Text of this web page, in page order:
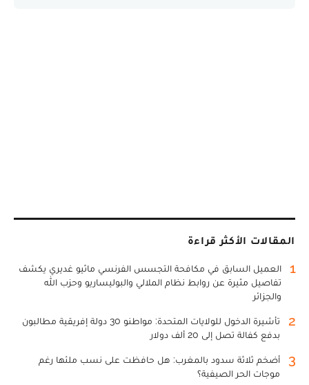
المقالات الأكثر قراءة
1
العميل السابق في مكافحة التجسس الفرنسي ماثيو غديري يكشف
تفاصيل مثيرة عن روابط نظام الملالي والبوليساريو وحزب الله
والجزائر
2
تأشيرة الدخول للولايات المتحدة: مواطنو 30 دولة إفريقية مطالبون
بدفع كفالة تصل إلى 20 ألف دولار
3
أضخم ثلاثة سدود بالمغرب: هل حافظت على نسب ملئها رغم
موجات الحر الصيفية؟